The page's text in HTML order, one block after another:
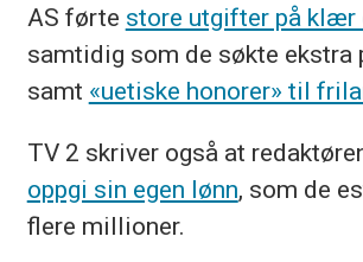
AS førte store utgifter på klær
samtidig som de søkte ekstra
samt «uetiske honorer» til
TV 2 skriver også at
oppgi sin egen lønn, som de
flere millioner.